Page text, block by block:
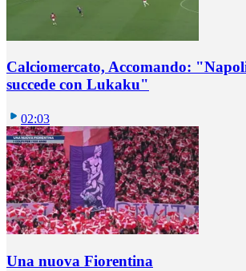
Calciomercato, Accomando:
succede con Lukaku"
02:03
Una nuova Fiorentina